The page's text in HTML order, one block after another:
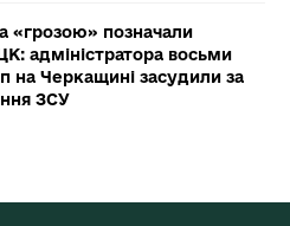
«грозою» позначали
адміністратора восьми
на Черкащині засудили за
ЗСУ